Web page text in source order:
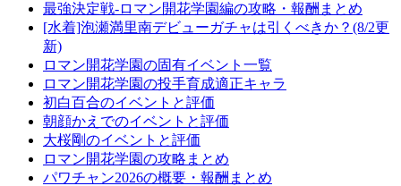
最強決定戦-ロマン開花学園編の攻略・報酬まとめ
[水着]泡瀬満里南デビューガチャは引くべきか？(8/2更
新)
ロマン開花学園の固有イベント一覧
ロマン開花学園の投手育成適正キャラ
初白百合のイベントと評価
朝顔かえでのイベントと評価
大桜剛のイベントと評価
ロマン開花学園の攻略まとめ
パワチャン2026の概要・報酬まとめ